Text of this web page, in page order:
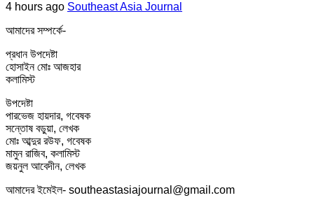
4 hours ago Southeast Asia Journal
আমাদের সম্পর্কে-
প্রধান উপদেষ্টা
হোসাইন মোঃ আজহার
কলামিস্ট
উপদেষ্টা
পারভেজ হায়দার, গবেষক
সন্তোষ বড়ুয়া, লেখক
মোঃ আব্দুর রউফ, গবেষক
মামুন রাজিব, কলামিস্ট
জয়নুল আবেদীন, লেখক
আমাদের ইমেইল- southeastasiajournal@gmail.com